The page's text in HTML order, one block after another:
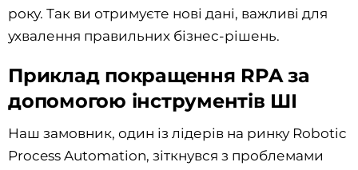
року. Так ви отримуєте нові дані, важливі для
ухвалення правильних бізнес-рішень.
Приклад покращення RPA за
допомогою інструментів ШІ
Наш замовник, один із лідерів на ринку Robotic
Process Automation, зіткнувся з проблемами